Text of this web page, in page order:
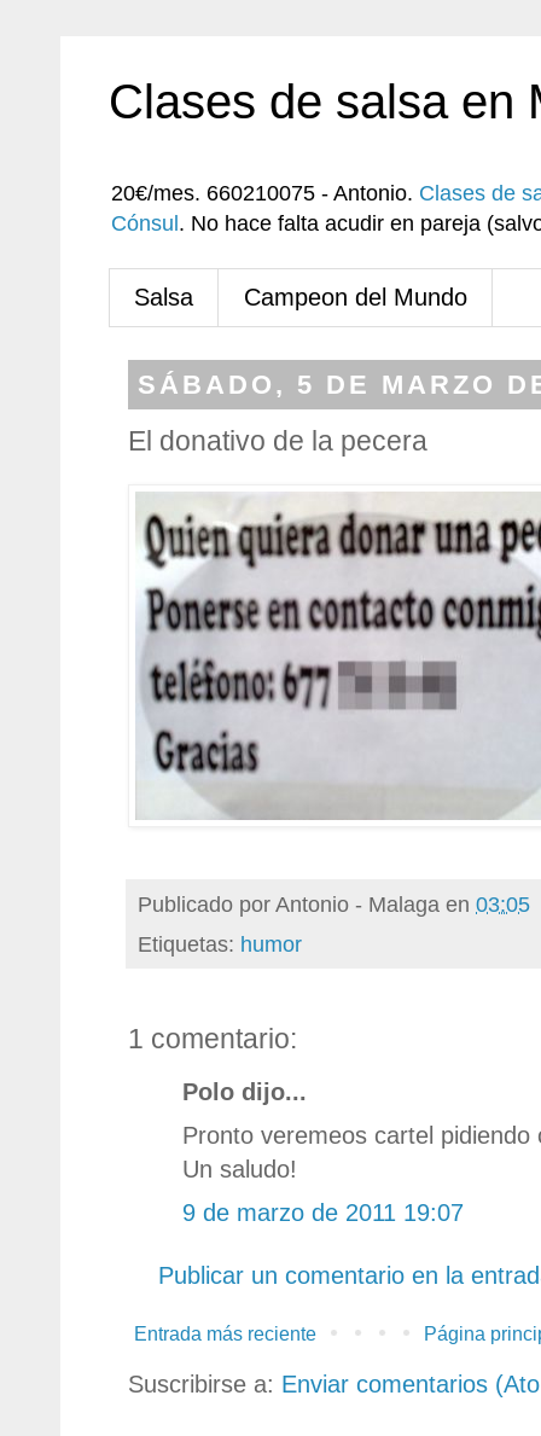
Clases de salsa en
20€/mes. 660210075 - Antonio. Clases de
Cónsul . No hace falta acudir en pareja
Salsa Campeon del Mundo
SÁBADO, 5 DE MARZO
El donativo de la pecera
Publicado porAntonio - Malaga en 03:05
Etiquetas: humor
1 comentario:
Polo dijo...
Pronto veremeos cartel
Un saludo!
9 de marzo de 2011 19:07
Publicar un comentario en la
Entrada más reciente Página
Suscribirse a: Enviar comentarios